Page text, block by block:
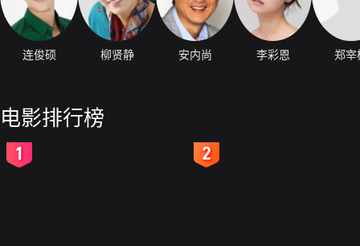
连俊硕 柳贤静 安内尚 李彩恩 郑宰
电影排行榜